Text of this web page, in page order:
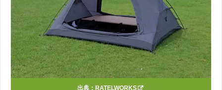
出典： RATELWORKS